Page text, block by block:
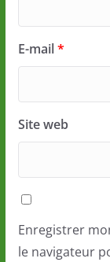
E-mail*
Site web
Enregistrer
le navigateur